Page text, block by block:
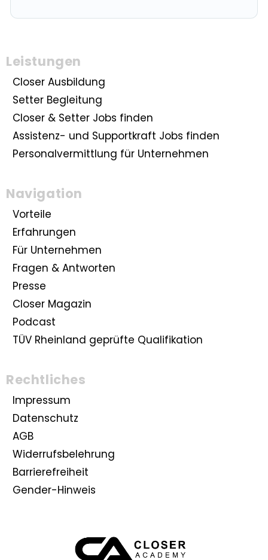
Leistungen
Closer Ausbildung
Setter Begleitung
Closer & Setter Jobs finden
Assistenz- und Supportkraft Jobs finden
Personalvermittlung für Unternehmen
Navigation
Vorteile
Erfahrungen
Für Unternehmen
Fragen & Antworten
Presse
Closer Magazin
Podcast
TÜV Rheinland geprüfte Qualifikation
Rechtliches
Impressum
Datenschutz
AGB
Widerrufsbelehrung
Barrierefreiheit
Gender-Hinweis